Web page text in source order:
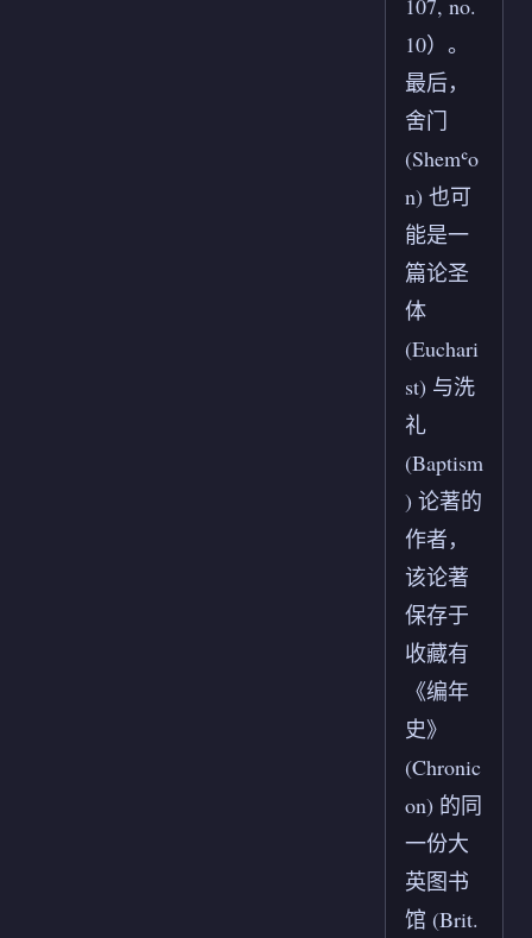
10）。
最后，
舍门
(Shemʿo
n) 也可
能是一
篇论圣
体
(Euchari
st) 与洗
礼
(Baptism
) 论著的
作者，
该论著
保存于
收藏有
《编年
史》
(Chronic
on) 的同
一份大
英图书
馆 (Brit.